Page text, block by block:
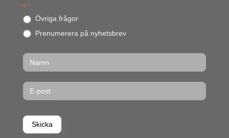
Footerform
*
Övriga frågor
Prenumerera på nyhetsbrev
Skicka
O
m
d
u
r
ä
n
g